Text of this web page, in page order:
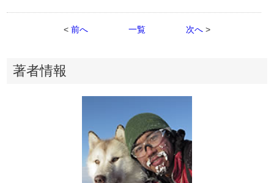
< 前へ 一覧 次へ >
著者情報